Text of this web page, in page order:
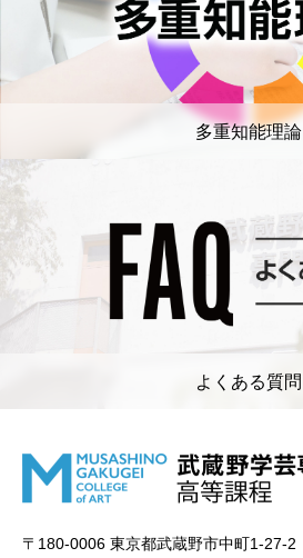
多重知能理論
よくある質問
〒180-0006 東京都武蔵野市中町1-27-2